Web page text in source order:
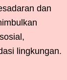
dan
lingkungan.